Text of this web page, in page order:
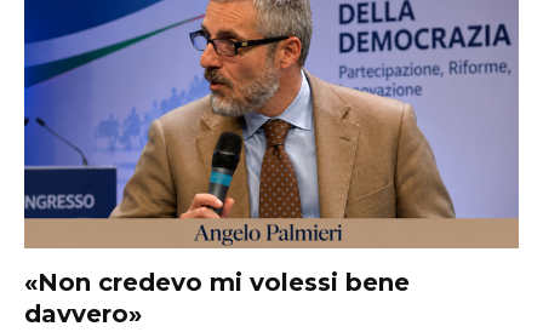
«Non credevo mi volessi bene
davvero»